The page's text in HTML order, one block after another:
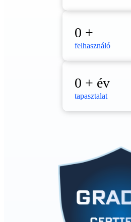
0 +
felhasználó
0 + év
tapasztalat